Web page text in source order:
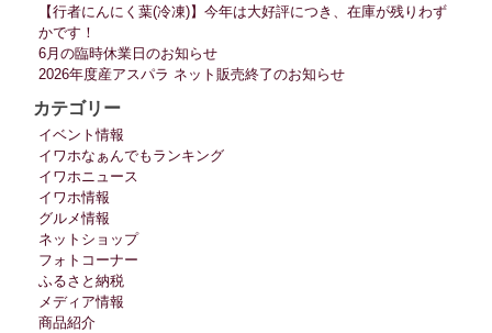
【行者にんにく葉(冷凍)】今年は大好評につき、在庫が残りわず
かです！
6月の臨時休業日のお知らせ
2026年度産アスパラ ネット販売終了のお知らせ
カテゴリー
イベント情報
イワホなぁんでもランキング
イワホニュース
イワホ情報
グルメ情報
ネットショップ
フォトコーナー
ふるさと納税
メディア情報
商品紹介